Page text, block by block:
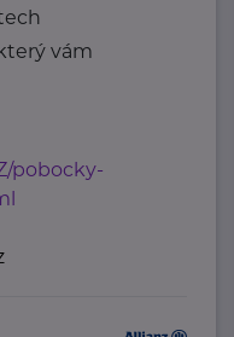
vám
pobocky-